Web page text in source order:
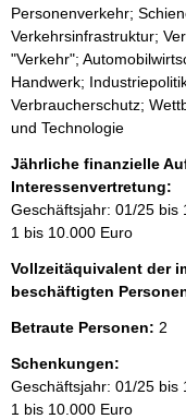
Personenverkehr;
Verkehrsinfrastruktur;
"Verkehr";
Handwerk;
Verbraucherschutz;
und Technologie
Jährliche finanzielle
Interessenvertretung:
Geschäftsjahr: 01/25 bis
1 bis 10.000 Euro
Vollzeitäquivalent der
beschäftigten
Betraute Personen: 2
Schenkungen:
Geschäftsjahr: 01/25 bis
1 bis 10.000 Euro